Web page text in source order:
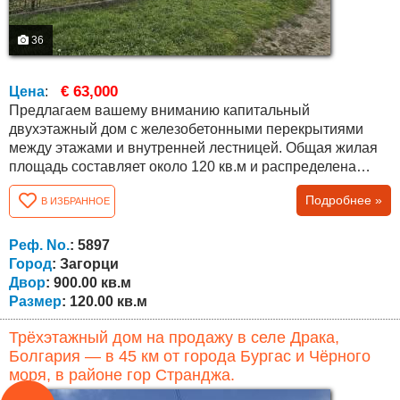
36
Цена: € 63,000
Предлагаем вашему вниманию капитальный
двухэтажный дом с железобетонными перекрытиями
между этажами и внутренней лестницей. Общая жилая
площадь составляет около 120 кв.м и распределена
следующим образом: первый этаж – небольшая кухня,
ванная комната с туалетом, две комнаты и внутренняя
лестница; второй этаж – три комнаты. Дом продаётся с
имеющейся мебелью, представленной на фотографиях.
К дому относится участок площадью...
В ИЗБРАННОЕ Подробнее »
Реф. No.: 5897
Город: Загорци
Двор: 900.00 кв.м
Размер: 120.00 кв.м
Трёхэтажный дом на продажу в селе Драка,
Болгария — в 45 км от города Бургас и Чёрного
моря, в районе гор Странджа.